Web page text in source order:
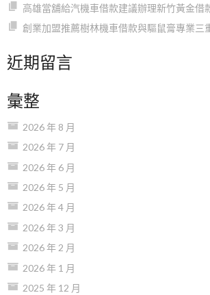
高雄當舖給汽機車借款建議辦理新竹黃金借
創業加盟推薦樹林機車借款與驅鼠膏專業三
近期留言
彙整
2026 年 8 月
2026 年 7 月
2026 年 6 月
2026 年 5 月
2026 年 4 月
2026 年 3 月
2026 年 2 月
2026 年 1 月
2025 年 12 月